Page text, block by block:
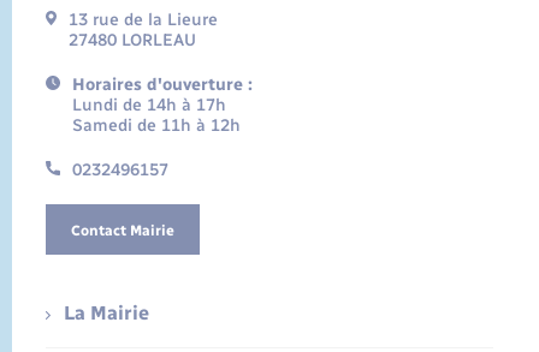
13 rue de la Lieure
27480 LORLEAU
Horaires d'ouverture :
Lundi de 14h à 17h
Samedi de 11h à 12h
0232496157
Contact Mairie
La Mairie